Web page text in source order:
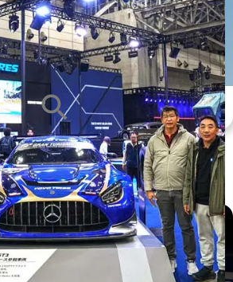
ซีรีส์ยาง
ALL
ขนาดกะทะล้อ
ALL
search
แกลเลอรี่